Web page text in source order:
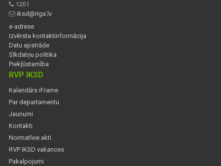
1201
iksd@riga.lv
e-adrese
Izvērsta kontaktinformācija
Datu apstrāde
Sīkdatņu politika
Piekļūstamība
RVP IKSD
Kalendārs iFrame
Par departamentu
Jaunumi
Kontakti
Normatīvie akti
RVP IKSD vakances
Pakalpojumi